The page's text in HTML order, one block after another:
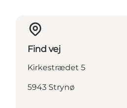
Find vej
Kirkestrædet 5
5943 Strynø